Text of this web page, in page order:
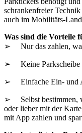
schrankenfreier
auch im Mobilitäts-
Was sind die Vorteile
➢ Nur das zahlen,
➢ Keine Parkscheibe
➢ Einfache Ein- und
➢ Selbst bestimmen,
oder lieber mit der
mit App zahlen und